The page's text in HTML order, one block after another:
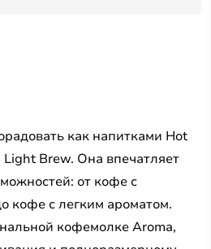
как напитками Hot
Brew. Она впечатляет
от кофе с
кофе с легким ароматом.
кофемолке Aroma,